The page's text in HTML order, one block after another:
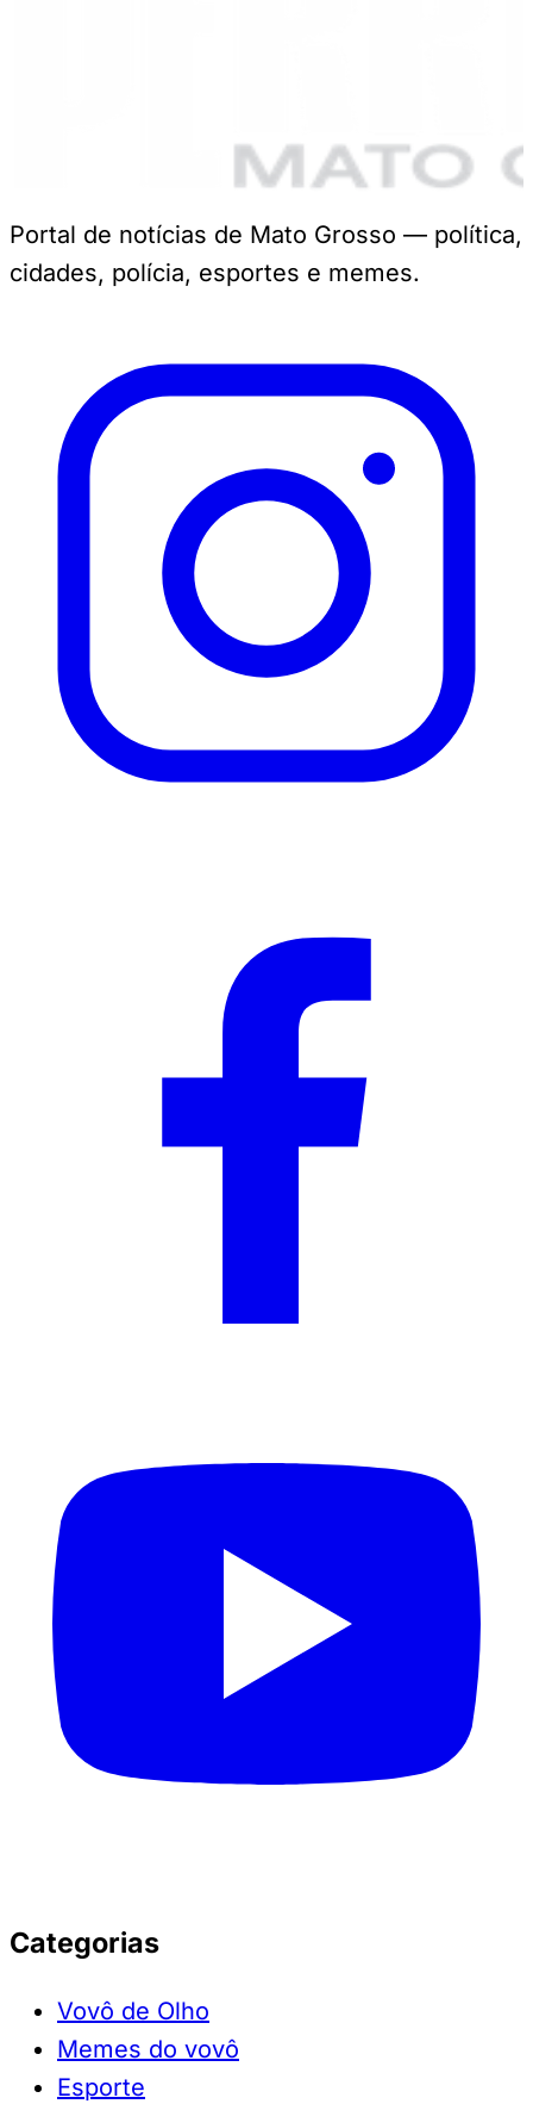
Portal de notícias de Mato Grosso — política,
cidades, polícia, esportes e memes.
Categorias
Vovô de Olho
Memes do vovô
Esporte